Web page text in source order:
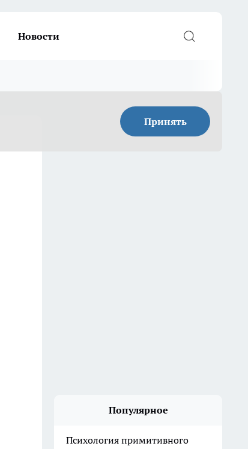
Новости
Принять
Популярное
Психология примитивного